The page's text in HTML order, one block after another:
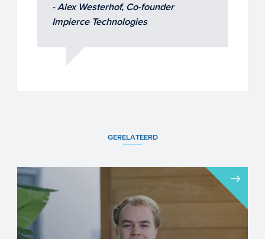
- Alex Westerhof, Co-founder
Impierce Technologies
GERELATEERD